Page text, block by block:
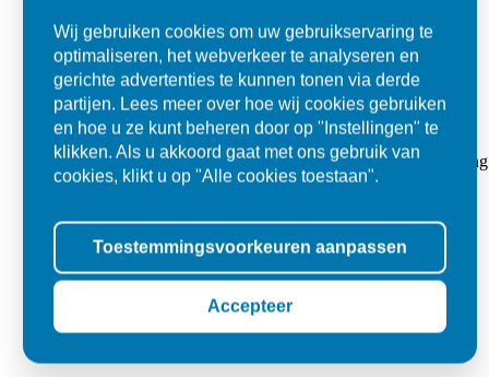
Super
"Goed geholpen bij aankoop en zeer klantvriendelijk. De
tegels voor in de tuin."
Jolanda
Oss
Wij gebruiken cookies om uw gebruikservaring te
optimaliseren, het webverkeer te analyseren en
gerichte advertenties te kunnen tonen via derde
partijen. Lees meer over hoe wij cookies gebruiken
en hoe u ze kunt beheren door op "Instellingen" te
klikken. Als u akkoord gaat met ons gebruik van
cookies, klikt u op "Alle cookies toestaan".
Toestemmingsvoorkeuren aanpassen
Accepteer